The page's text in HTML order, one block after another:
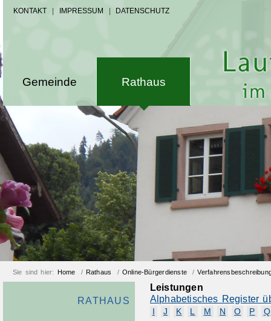
KONTAKT IMPRESSUM DATENSCHUTZ
Gemeinde Rathaus
Sie sind hier: Home / Rathaus / Online-Bürgerdienste /
RATHAUS
Leistungen
Alphabetisches Register
J K L M N O P Q